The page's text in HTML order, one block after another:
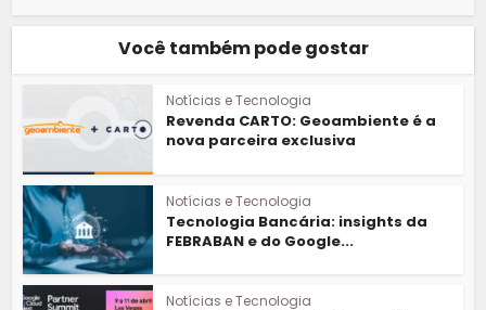
Você também pode gostar
Notícias e Tecnologia
Revenda CARTO: Geoambiente é a
nova parceira exclusiva
Notícias e Tecnologia
Tecnologia Bancária: insights da
FEBRABAN e do Google...
Notícias e Tecnologia